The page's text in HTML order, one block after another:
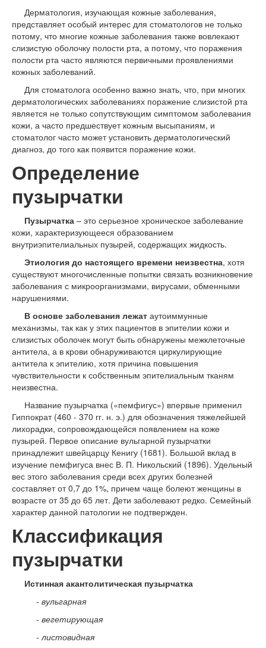
Дерматология, изучающая кожные заболевания,
представляет особый интерес для стоматологов не только
потому, что многие кожные заболевания также вовлекают
слизистую оболочку полости рта, а потому, что поражения
полости рта часто являются первичными проявлениями
кожных заболеваний.
Для стоматолога особенно важно знать, что, при многих
дерматологических заболеваниях поражение слизистой рта
является не только сопутствующим симптомом заболевания
кожи, а часто предшествует кожным высыпаниям, и
стоматолог часто может установить дерматологический
диагноз, до того как появится поражение кожи.
Определение
пузырчатки
Пузырчатка – это серьезное хроническое заболевание
кожи, характеризующееся образованием
внутриэпителиальных пузырей, содержащих жидкость.
Этиология до настоящего времени неизвестна, хотя
существуют многочисленные попытки связать возникновение
заболевания с микроорганизмами, вирусами, обменными
нарушениями.
В основе заболевания лежат аутоиммунные
механизмы, так как у этих пациентов в эпителии кожи и
слизистых оболочек могут быть обнаружены межклеточные
антитела, а в крови обнаруживаются циркулирующие
антитела к эпителию, хотя причина повышения
чувствительности к собственным эпителиальным тканям
неизвестна.
Название пузырчатка («пемфигус») впервые применил
Гиппократ (460 - 370 гг. н. э.) для обозначения тяжелейшей
лихорадки, сопровождающейся появлением на коже
пузырей. Первое описание вульгарной пузырчатки
принадлежит швейцарцу Кенигу (1681). Большой вклад в
изучение пемфигуса внес В. П. Никольский (1896). Удельный
вес этого заболевания среди всех других болезней
составляет от 0,7 до 1%, причем чаще болеют женщины в
возрасте от 35 до 65 лет. Дети заболевают редко. Семейный
характер данной патологии не подтвержден.
Классификация
пузырчатки
Истинная акантолитическая пузырчатка
- вульгарная
- вегетирующая
- листовидная